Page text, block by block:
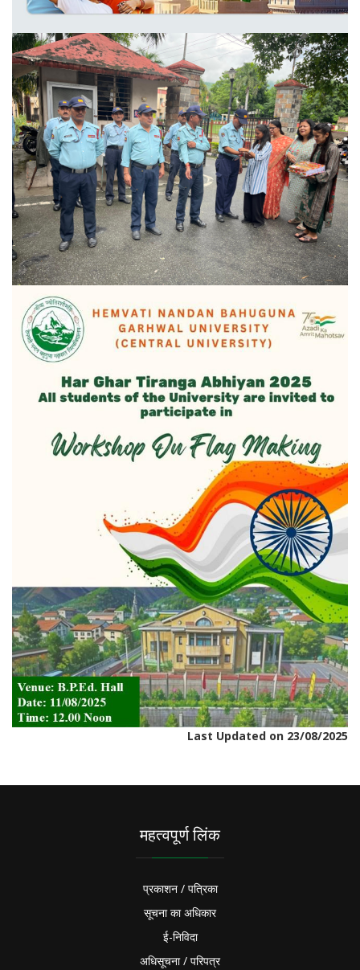
Last Updated on 23/08/2025
महत्वपूर्ण लिंक
प्रकाशन / पत्रिका
सूचना का अधिकार
ई-निविदा
अधिसूचना / परिपत्र